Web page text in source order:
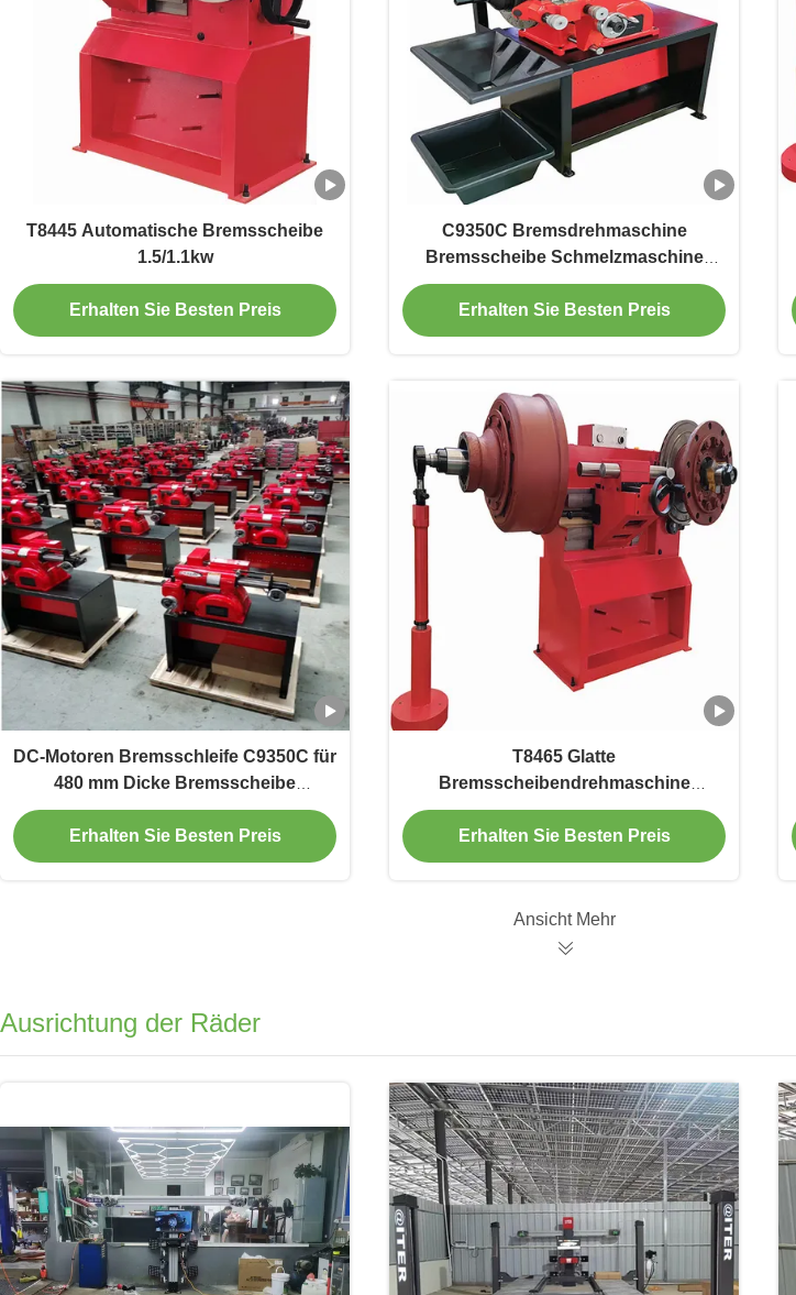
T8445 Automatische Bremsscheibe
1.5/1.1kw
Erhalten Sie Besten Preis
C9350C Bremsdrehmaschine
Bremsscheibe Schmelzmaschine
0,75kw zum Schneiden von Scheiben
und Trommeln
Erhalten Sie Besten Preis
DC-Motoren Bremsschleife C9350C für
480 mm Dicke Bremsscheibe
Skimming
Erhalten Sie Besten Preis
T8465 Glatte
Bremsscheibendrehmaschine
30/52/85 R/min Für die Reparatur von
Fahrzeugen
Erhalten Sie Besten Preis
Ansicht Mehr
Ausrichtung der Räder